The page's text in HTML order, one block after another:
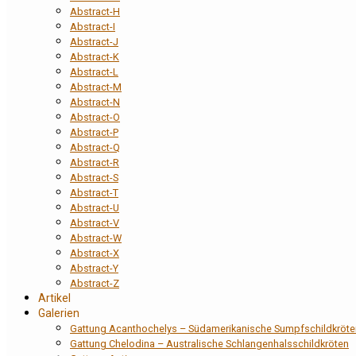
Abstract-H
Abstract-I
Abstract-J
Abstract-K
Abstract-L
Abstract-M
Abstract-N
Abstract-O
Abstract-P
Abstract-Q
Abstract-R
Abstract-S
Abstract-T
Abstract-U
Abstract-V
Abstract-W
Abstract-X
Abstract-Y
Abstract-Z
Artikel
Galerien
Gattung Acanthochelys – Südamerikanische
Gattung Chelodina – Australische Schlangenhalsschildkröten